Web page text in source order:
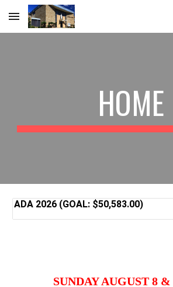
Skip to main content
HOME
SUNDAY AUGUST 8 &